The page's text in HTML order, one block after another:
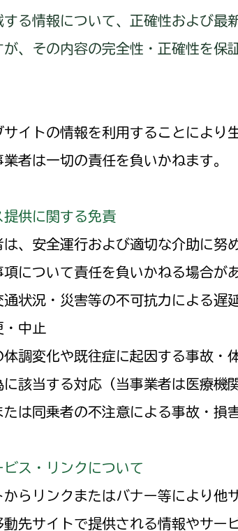
する情報について、正確性および最
が、その内容の完全性・正確性を保
サイトの情報を利用することにより
者は一切の責任を負いかねます。
提供に関する免責
は、安全運行および適切な介助に努
項について責任を負いかねる場合が
通状況・災害等の不可抗力による遅
・中止
体調変化や既往症に起因する事故・
に該当する対応（当事業者は医療機
たは同乗者の不注意による事故・損
ビス・リンクについて
からリンクまたはバナー等により他
動先サイトで提供される情報やサー